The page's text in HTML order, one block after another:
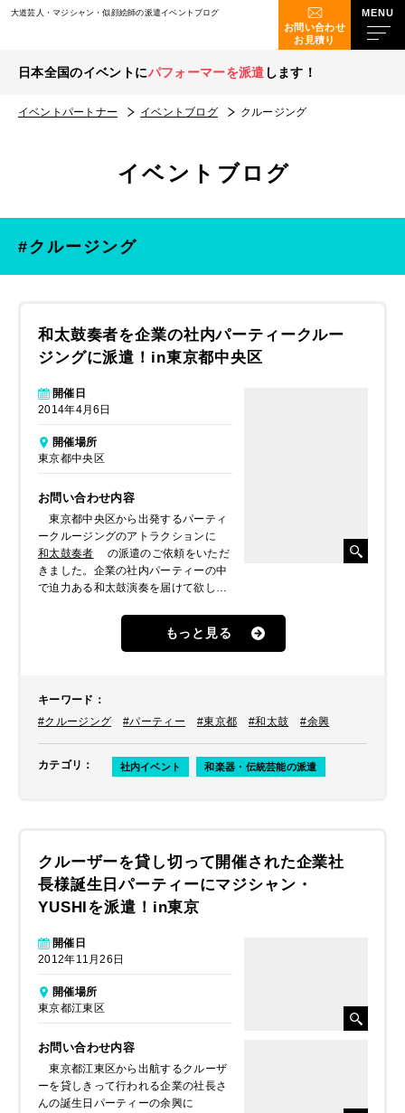
大道芸人・マジシャン・似顔絵師の派遣イベントブログ
お問い合わせ
お見積り
日本全国のイベントにパフォーマーを派遣 します！
イベントパートナー イベントブログ クルージング
イベントブログ
#クルージング
和太鼓奏者を企業の社内パーティークルー
ジングに派遣！in東京都中央区
開催日
2014年4月6日
開催場所
東京都中央区
お問い合わせ内容
東京都中央区から出発するパーティ
ークルージングのアトラクションに
和太鼓奏者
の派遣のご依頼をいただ
きました。企業の社内パーティーの中
で迫力ある和太鼓演奏を届けて欲しい
もっと見る
キーワード ：
#クルージング
#パーティー #東京都 #和太鼓 #余興
カテゴリ ： 社内イベント 和楽器・伝統芸能の派遣
クルーザーを貸し切って開催された企業社
長様誕生日パーティーにマジシャン・
YUSHIを派遣！in東京
開催日
2012年11月26日
開催場所
東京都江東区
お問い合わせ内容
東京都江東区から出航するクルーザ
ーを貸しきって行われる企業の社長さ
んの誕生日パーティーの余興に